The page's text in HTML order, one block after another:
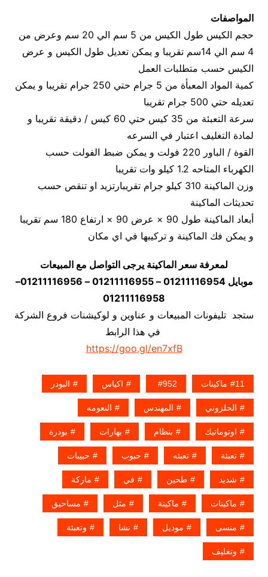
المواصفات
حجم الكيس طول الكيس من 5 سم الي 20 سم وعرض من
4 سم الي 14سم تقريبا و يمكن تعديل طول الكيس و عرض
الكيس حسب متطلبات العمل
كمية المواد المعبأة من 5 جرام حتي 250 جرام تقريبا و يمكن
تعديله حتي 500 جرام تقريبا
سرعة التعبئة من 35 كيس حتي 60 كيس / دقيقة تقريبا و
لمادة التغليف اعتبار في السرعه
القوة / الباور 220 فولت و يمكن ضبط الفولت حسب
الكهرباء المتاحه 1.2 كيلو وات تقريبا
وزن الماكينة 310 كيلو جرام تقريبارتزيد او تنقص حسب
تحديثات الماكينة
أبعاد الماكينة طول 90 × عرض 90 × ارتفاع 180 سم تقريبا
و يمكن فك الماكينة و تركيبها في اي مكان
لمعرفة سعر الماكينة يرجى التواصل مع المبيعات
موبايل 01211116954 – 01211116955 – 01211116956–
01211116958
ستجد تليفونات المبيعات و عناوين و لوكيشنات فروع الشركة
في هذا الرابط
https://goo.gl/en7xfB
11ماكينات 952 اكياس البودر
الحلزوني المهندس النعومه
اوتوماتيك بنظام بهارات بودرة
تعبئة تعبئه حبوب حبيبات
شديد طحين في ماركة
ماكينات ماكينة مثل مساحيق
منسى موديل نشا وتعبئة
وتغليف